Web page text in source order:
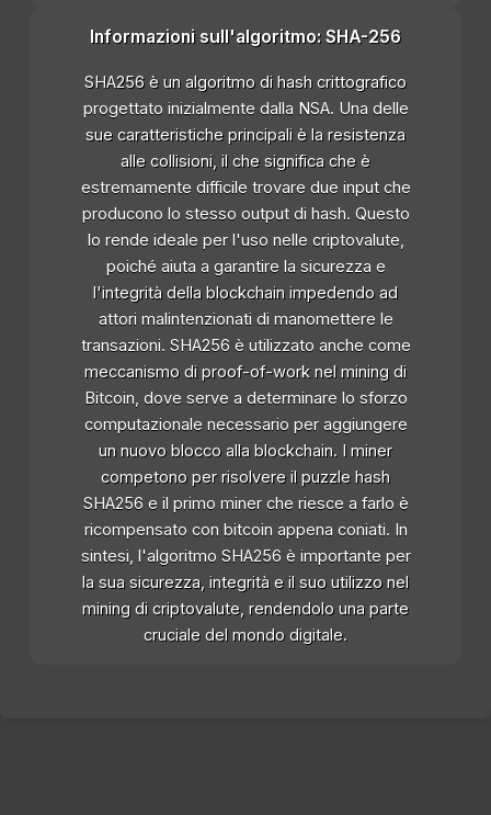
Informazioni sull'algoritmo: SHA-256
SHA256 è un algoritmo di hash crittografico
progettato inizialmente dalla NSA. Una delle
sue caratteristiche principali è la resistenza
alle collisioni, il che significa che è
estremamente difficile trovare due input che
producono lo stesso output di hash. Questo
lo rende ideale per l'uso nelle criptovalute,
poiché aiuta a garantire la sicurezza e
l'integrità della blockchain impedendo ad
attori malintenzionati di manomettere le
transazioni. SHA256 è utilizzato anche come
meccanismo di proof-of-work nel mining di
Bitcoin, dove serve a determinare lo sforzo
computazionale necessario per aggiungere
un nuovo blocco alla blockchain. I miner
competono per risolvere il puzzle hash
SHA256 e il primo miner che riesce a farlo è
ricompensato con bitcoin appena coniati. In
sintesi, l'algoritmo SHA256 è importante per
la sua sicurezza, integrità e il suo utilizzo nel
mining di criptovalute, rendendolo una parte
cruciale del mondo digitale.